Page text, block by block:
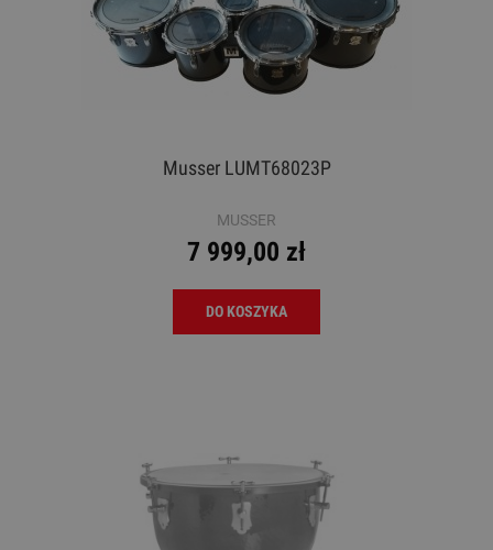
Musser LUMT68023P
MUSSER
7 999,00 zł
DO KOSZYKA